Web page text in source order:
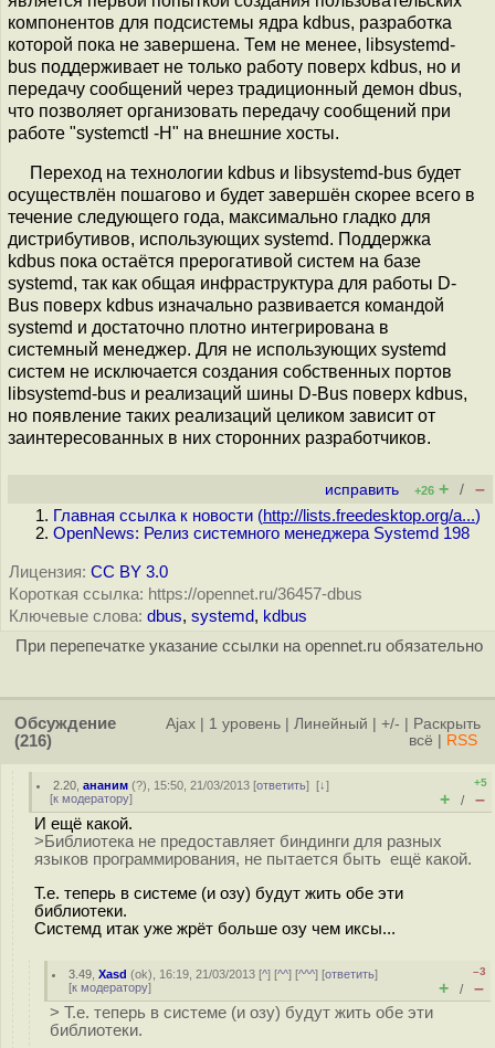
компонентов для подсистемы ядра kdbus, разработка
которой пока не завершена. Тем не менее, libsystemd-
bus поддерживает не только работу поверх kdbus, но и
передачу сообщений через традиционный демон dbus,
что позволяет организовать передачу сообщений при
работе "systemctl -H" на внешние хосты.
Переход на технологии kdbus и libsystemd-bus будет
осуществлён пошагово и будет завершён скорее всего в
течение следующего года, максимально гладко для
дистрибутивов, использующих systemd. Поддержка
kdbus пока остаётся прерогативой систем на базе
systemd, так как общая инфраструктура для работы D-
Bus поверх kdbus изначально развивается командой
systemd и достаточно плотно интегрирована в
системный менеджер. Для не использующих systemd
систем не исключается создания собственных портов
libsystemd-bus и реализаций шины D-Bus поверх kdbus,
но появление таких реализаций целиком зависит от
заинтересованных в них сторонних разработчиков.
исправить +26 + / –
Главная ссылка к новости (http://lists.freedesktop.org/a...)
OpenNews: Релиз системного менеджера Systemd 198
Лицензия: CC BY 3.0
Короткая ссылка: https://opennet.ru/36457-dbus
Ключевые слова: dbus, systemd, kdbus
При перепечатке указание ссылки на opennet.ru обязательно
Обсуждение
(216)
Ajax 1 уровень Линейный +/-
Раскрыть
всё
RSS
2.20 ,ананим (?), 15:50, 21/03/2013 [ответить][↓]
[к модератору]
+5
+ / –
И ещё какой.
>Библиотека не предоставляет биндинги для разных
языков программирования, не пытается быть ещё какой.
Т.е. теперь в системе (и озу) будут жить обе эти
библиотеки.
Системд итак уже жрёт больше озу чем иксы...
3.49 ,Xasd (ok), 16:19, 21/03/2013 [^] [^^] [^^^] [ответить]
[к модератору]
–3
+ / –
> Т.е. теперь в системе (и озу) будут жить обе эти
библиотеки.